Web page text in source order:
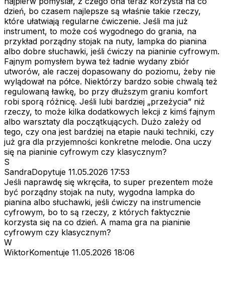
dzień, bo czasem najlepsze są właśnie takie rzeczy,
które ułatwiają regularne ćwiczenie. Jeśli ma już
instrument, to może coś wygodnego do grania, na
przykład porządny stojak na nuty, lampka do pianina
albo dobre słuchawki, jeśli ćwiczy na pianinie cyfrowym.
Fajnym pomysłem bywa też ładnie wydany zbiór
utworów, ale raczej dopasowany do poziomu, żeby nie
wylądował na półce. Niektórzy bardzo sobie chwalą też
regulowaną ławkę, bo przy dłuższym graniu komfort
robi sporą różnicę. Jeśli lubi bardziej „przeżycia” niż
rzeczy, to może kilka dodatkowych lekcji z kimś fajnym
albo warsztaty dla początkujących. Dużo zależy od
tego, czy ona jest bardziej na etapie nauki techniki, czy
już gra dla przyjemności konkretne melodie. Ona uczy
się na pianinie cyfrowym czy klasycznym?
S
SandraDopytuje 11.05.2026 17:53
Jeśli naprawdę się wkręciła, to super prezentem może
być porządny stojak na nuty, wygodna lampka do
pianina albo słuchawki, jeśli ćwiczy na instrumencie
cyfrowym, bo to są rzeczy, z których faktycznie
korzysta się na co dzień. A mama gra na pianinie
cyfrowym czy klasycznym?
W
WiktorKomentuje 11.05.2026 18:06